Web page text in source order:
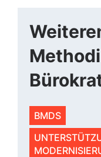
BMDS